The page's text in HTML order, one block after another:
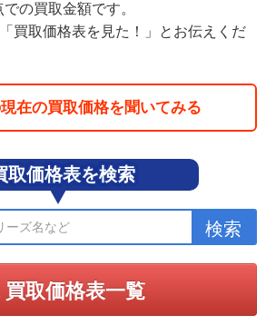
の買取金額です。
買取価格表を見た！」とお伝えくだ
在の買取価格を聞いてみる
取価格表を検索
買取価格表一覧